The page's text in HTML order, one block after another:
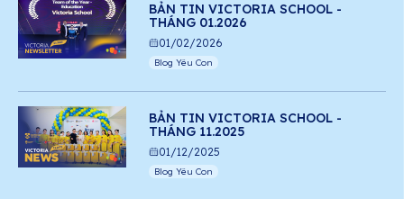
BẢN TIN VICTORIA SCHOOL -
THÁNG 01.2026
01/02/2026
Blog Yêu Con
BẢN TIN VICTORIA SCHOOL -
THÁNG 11.2025
01/12/2025
Blog Yêu Con